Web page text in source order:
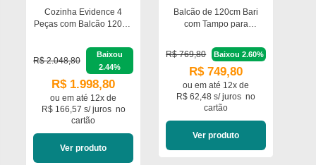
Cozinha Evidence 4
Peças com Balcão 120cm
Duplo Poliman Móveis
R$ 2.048,80
Baixou
2.44%
R$ 1.998,80
ou em até 12x de
R$ 166,57 s/ juros no
cartão
Ver produto
Balcão de 120cm Bari
com Tampo para
R$ 769,80
Baixou 2.60%
R$ 749,80
ou em até 12x de
R$ 62,48 s/ juros no
cartão
Ver produto